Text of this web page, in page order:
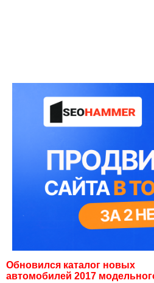
Обновился каталог новых
автомобилей 2017